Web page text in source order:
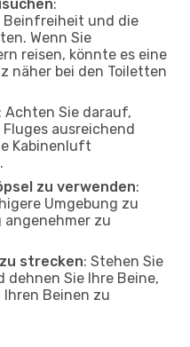
:
Beinfreiheit und die
Wenn Sie
reisen, könnte es eine
näher bei den Toiletten
: Achten Sie darauf,
ausreichend
Kabinenluft
zu verwenden:
Umgebung zu
angenehmer zu
strecken: Stehen Sie
Sie Ihre Beine,
Beinen zu